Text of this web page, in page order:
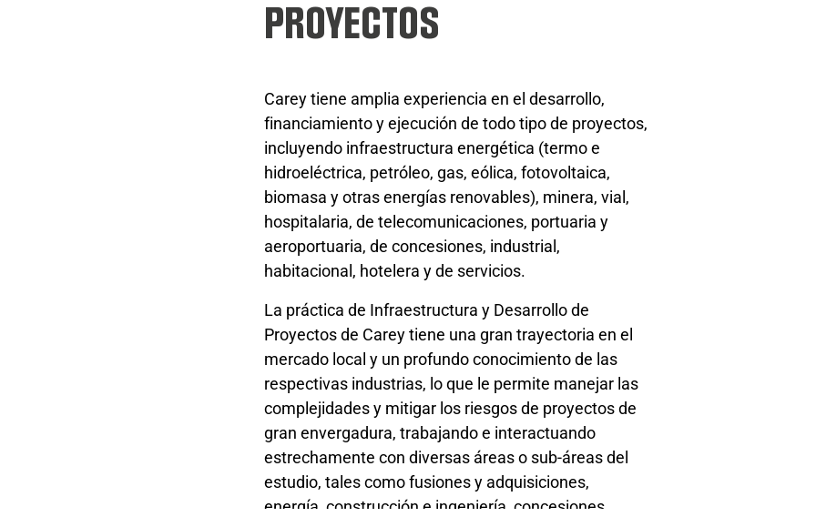
PROYECTOS
Carey tiene amplia experiencia en el desarrollo,
financiamiento y ejecución de todo tipo de proyectos,
incluyendo infraestructura energética (termo e
hidroeléctrica, petróleo, gas, eólica, fotovoltaica,
biomasa y otras energías renovables), minera, vial,
hospitalaria, de telecomunicaciones, portuaria y
aeroportuaria, de concesiones, industrial,
habitacional, hotelera y de servicios.
La práctica de Infraestructura y Desarrollo de
Proyectos de Carey tiene una gran trayectoria en el
mercado local y un profundo conocimiento de las
respectivas industrias, lo que le permite manejar las
complejidades y mitigar los riesgos de proyectos de
gran envergadura, trabajando e interactuando
estrechamente con diversas áreas o sub-áreas del
estudio, tales como fusiones y adquisiciones,
energía, construcción e ingeniería, concesiones,